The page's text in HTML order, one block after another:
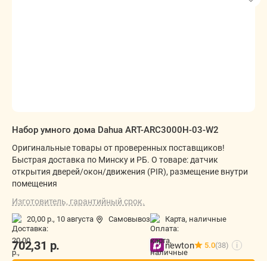
Набор умного дома Dahua ART-ARC3000H-03-W2
Оригинальные товары от проверенных поставщиков!
Быстрая доставка по Минску и РБ. О товаре: датчик
открытия дверей/окон/движения (PIR), размещение внутри
помещения
Изготовитель, гарантийный срок.
20,00 р., 10 августа Самовывоз карта, наличные
702,31 р. newton 5.0(38) i